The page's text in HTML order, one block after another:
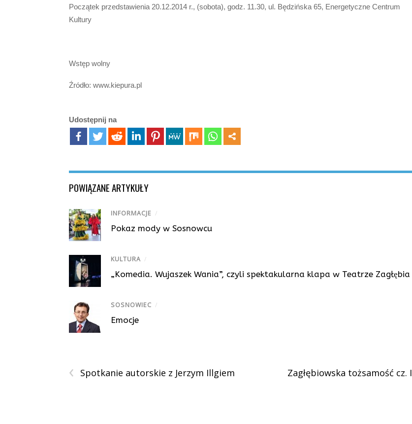
Początek przedstawienia 20.12.2014 r., (sobota), godz. 11.30, ul. Będzińska 65, Energetyczne Centrum
Kultury
Wstęp wolny
Źródło: www.kiepura.pl
Udostępnij na
POWIĄZANE ARTYKUŁY
INFORMACJE /
Pokaz mody w Sosnowcu
KULTURA /
„Komedia. Wujaszek Wania”, czyli spektakularna klapa w Teatrze Zagłębia
SOSNOWIEC /
Emocje
‹ Spotkanie autorskie z Jerzym Illgiem Zagłębiowska tożsamość cz. I